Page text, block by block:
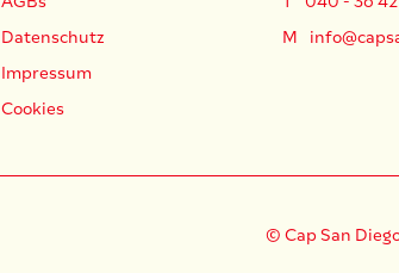
Datenschutz
Impressum
Cookies
M
© Cap San